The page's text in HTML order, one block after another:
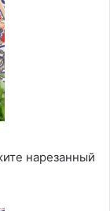
нарезанный